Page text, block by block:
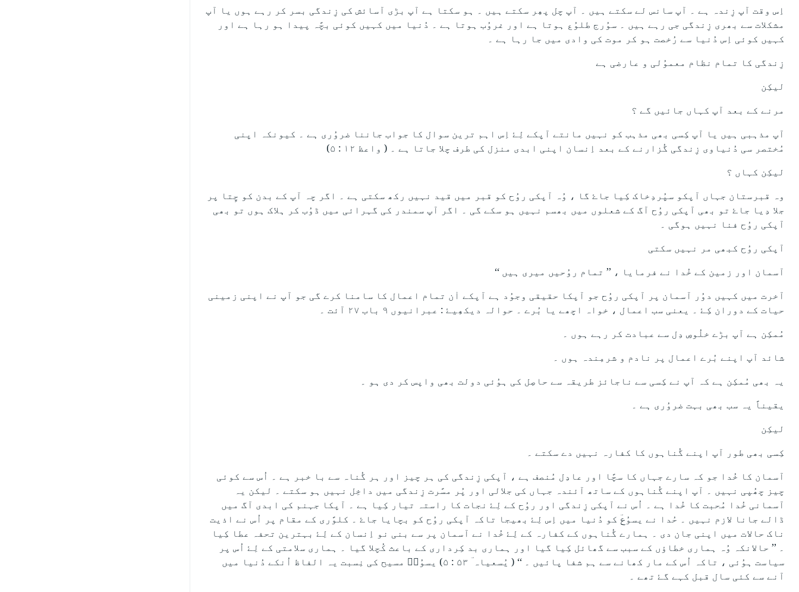
اِس وقت آپ زِندہ ہے ۔ آپ سانس لے سکتے ہیں ۔ آپ چل پھِر سکتے ہیں ۔ ہو سکتا ہے آپ بڑی آسائش کی زِندگی بسر کر رہے ہوں یا آپ
مشکلات سے بھری زِندگی جی رہے ہیں ۔ سوُرج طلوُع ہوتا ہے اور غروُب ہوتا ہے ۔ دُنیا میں کہیں کوئی بچًہ پیدا ہو رہا ہے اور
کہیں کوئی اِس دُنیا سے رُخصت ہو کر موت کی وادی میں جا رہا ہے ۔
زِندگی کا تمام نظام معموُلی و عارضی ہے
لیکِن
مرنے کے بعد آپ کہاں جائیں گے ؟
آپ مذہبی ہیں یا آپ کِسی بھی مذہب کو نہیں مانتے آپکے لِۓ اِس اہم ترین سوال کا جواب جاننا ضروُری ہے ۔ کیونکہ اپنی
مُختصر سی دُنیاوی زِندگی گُزارنے کے بعد اِنسان اپنی ابدی منزل کی طرف چلا جاتا ہے ۔ ( واعظ ۱۲ : ۵)
لیکِن کہاں ؟
وہ قبرستان جہاں آپکو سپُردِخاک کِیا جاۓ گا ، وُہ آپکی روُح کو قبر میں قید نہیں رکھ سکتی ہے ۔ اگر چہ آپ کے بدن کو چِتا پر
جلا دِیا جاۓ تو بھی آپکی روُح آگ کے شعلوں میں بھسم نہیں ہو سکے گی ۔ اگر آپ سمندر کی گہرائی میں ڈوُب کر ہلاک ہوں تو بھی
آپکی روُح فنا نہیں ہوگی ۔
آپکی روُح کبھی مر نہیں سکتی
آسمان اور زمین کے خُدا نے فرمایا ، ’’ تمام روُحیں میری ہیں ‘‘
ُآخرت میں کہیں دوُر آسمان پر آپکی روُح جو آپکا حقیقی وجوُد ہے آپکے اٰن تمام اعمال کا سامنا کرے گی جو آپ نے اپنی زمینی
حیات کے دوران کِۓ ۔ یعنی سب اعمال ، خواہ اچھے یا بُرے ۔ حوالہ دیکھِیۓ : عبرانیوں ۹ باب ۲۷ آئت ۔
مُمکِن ہے آپ بڑے خلُوصِ دِل سے عبادت کر رہے ہوں ۔
شائد آپ اپنے بُرے اعمال پر نادم و شرمِندہ ہوں ۔
یہ بھی مُمکِن ہے کہ آپ نے کِسی سے ناجائز طریقہ سے حاصِل کی ہوُئی دولت بھی واپس کر دی ہو ۔
یقیناً یہ سب بھی بہت ضروُری ہے ۔
لیکِن
کِسی بھی طور آپ اپنے گُناہوں کا کفارہ نہیں دے سکتے ۔
آسمان کا خُدا جو کہ سارے جہاں کا سچًا اور عادِل مُنصف ہے ، آپکی زِندگی کی ہر چیز اور ہر گُناہ سے با خبر ہے ۔ اُس سے کوئی
چیز چھُپی نہیں ۔ آپ اپنے گُناہوں کے ساتھ آئندہ جہاں کی جلالی اور پُر مسًرت زِندگی میں داخِل نہیں ہو سکتے ۔ لیکن یہ
آسمانی خُدا مُحبت کا خُدا ہے ۔ اُس نے آپکی زِندگی اور روُح کے لِۓ نجات کا راستہ تیار کِیا ہے ۔ آپکا جہنم کی ابدی آگ میں
ڈالے جانا لازم نہیں ۔ حُدا نے یسوُعؔ کو دُنیا میں اِس لِۓ بھیجا تاکہ آپکی روُح کو بچایا جاۓ ۔ کلوًری کے مقام پر اُس نے اذیت
ناک حالات میں اپنی جان دی ۔ ہمارے گُناہوں کے کفارہ کے لِۓ خُدا نے آسمان پر سے بنی نو اِنسان کے لِۓ بہترین تحفہ عطا کِیا
۔ ’’ حالانکہ وُہ ہماری خطاؤں کے سبب سے گھائل کِیا گیا اور ہماری بد کِرداری کے باعث کُچلا گیا ۔ ہماری سلامتی کے لِۓ اُس پر
سیاست ہوُئی ، تاکہ اُس کے مار کھانے سے ہم شفا پائیں ۔ ‘‘ ( یُسعیاہ ؔ ۵۳ : ۵) یسوُعؔ مسیح کی نِسبت یہ الفاظ اُنکے دُنیا میں
آنے سے کئی سال قبل کہے گۓ تھے ۔